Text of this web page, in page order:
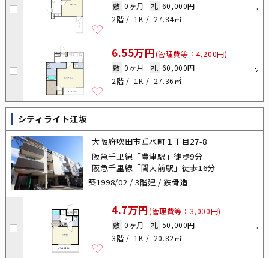
敷 0ヶ月 礼 60,000円
2階
1K 27.84㎡
6.55万円(管理費等：4,200円)
敷 0ヶ月 礼 60,000円
2階
1K 27.36㎡
シティライト江坂
大阪府吹田市垂水町１丁目27-8
阪急千里線「豊津駅」徒歩9分
阪急千里線「関大前駅」徒歩16分
築1998/02 / 3階建 / 鉄骨造
4.7万円(管理費等：3,000円)
敷 0ヶ月 礼 50,000円
3階
1K 20.82㎡